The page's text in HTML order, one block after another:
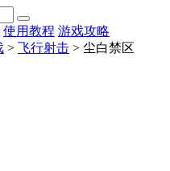
使用教程 游戏攻略
> 飞行射击 > 尘白禁区